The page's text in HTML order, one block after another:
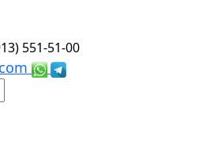
551-51-00